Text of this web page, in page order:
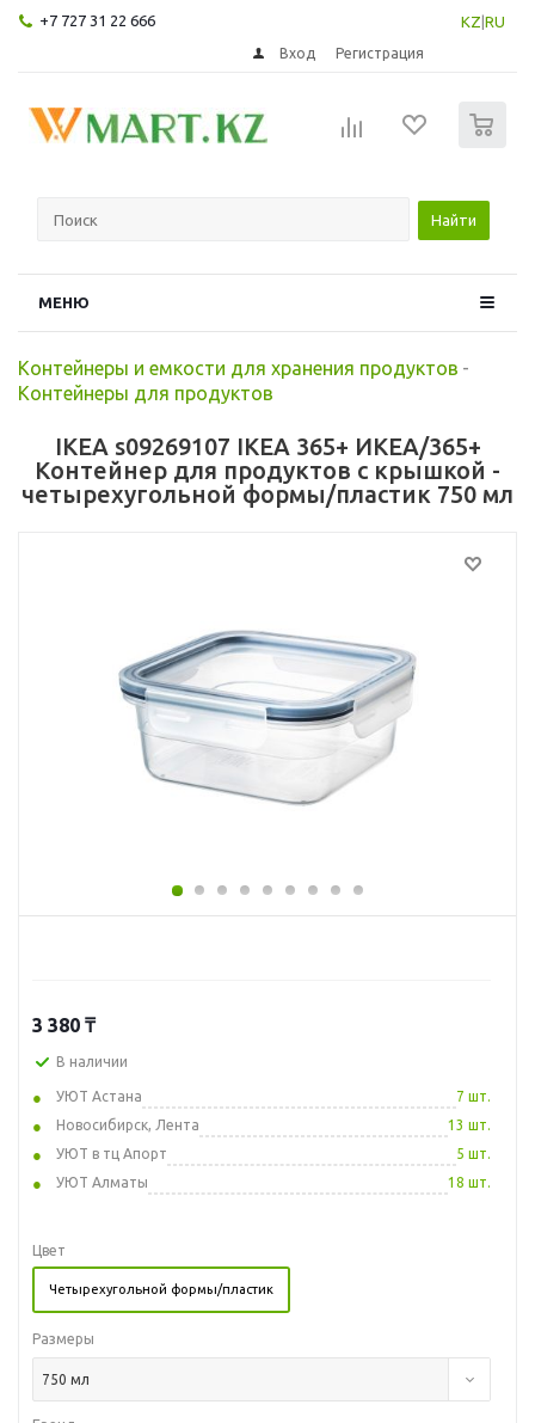
+7 727 31 22 666 KZ RU
Вход Регистрация
Найти
МЕНЮ
Контейнеры и емкости для хранения продуктов -
Контейнеры для продуктов
IKEA s09269107 IKEA 365+ ИКЕА/365+
Контейнер для продуктов с крышкой -
четырехугольной формы/пластик 750 мл
3 380 ₸
В наличии
УЮТ Астана
7 шт.
Новосибирск, Лента
13 шт.
УЮТ в тц Апорт
5 шт.
УЮТ Алматы
18 шт.
Цвет
Четырехугольной формы/пластик
Размеры
750 мл